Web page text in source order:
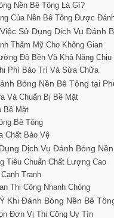
Nền Bê Tông Là Gì?
Của Nền Bê Tông Được
Sử Dụng Dịch Vụ Đánh
Thẩm Mỹ Cho Không Gian
Độ Bền Và Khả Năng Chịu
Phí Bảo Trì Và Sửa Chữa
Bóng Nền Bê Tông tại
Và Chuẩn Bị Bề Mặt
Bề Mặt
Bê Tông
Chất Bảo Vệ
Dịch Vụ Đánh Bóng
Tiêu Chuẩn Chất Lượng Cao
Tranh
Thi Công Nhanh Chóng
Khi Đánh Bóng Nền Bê
Đơn Vị Thi Công Uy Tín